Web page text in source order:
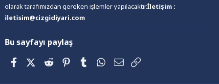
olarak tarafımızdan gereken işlemler yapılacaktır.İletişim :
iletisim@cizgidiyari.com
Bu sayfayı paylaş
FacebookX (Twitter)
Reddit PinterestTumblrWhatsApp
E-posta